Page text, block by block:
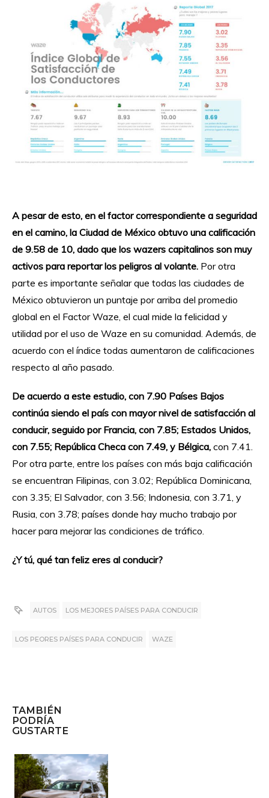
A pesar de esto, en el factor correspondiente a seguridad
en el camino, la Ciudad de México obtuvo una calificación
de 9.58 de 10, dado que los wazers capitalinos son muy
activos para reportar los peligros al volante. Por otra
parte es importante señalar que todas las ciudades de
México obtuvieron un puntaje por arriba del promedio
global en el Factor Waze, el cual mide la felicidad y
utilidad por el uso de Waze en su comunidad. Además, de
acuerdo con el índice todas aumentaron de calificaciones
respecto al año pasado.
De acuerdo a este estudio, con 7.90 Países Bajos
continúa siendo el país con mayor nivel de satisfacción al
conducir, seguido por Francia, con 7.85; Estados Unidos,
con 7.55; República Checa con 7.49, y Bélgica, con 7.41.
Por otra parte, entre los países con más baja calificación
se encuentran Filipinas, con 3.02; República Dominicana,
con 3.35; El Salvador, con 3.56; Indonesia, con 3.71, y
Rusia, con 3.78; países donde hay mucho trabajo por
hacer para mejorar las condiciones de tráfico.
¿Y tú, qué tan feliz eres al conducir?
AUTOS LOS MEJORES PAÍSES PARA CONDUCIR
LOS PEORES PAÍSES PARA CONDUCIR WAZE
TAMBIÉN
PODRÍA
GUSTARTE